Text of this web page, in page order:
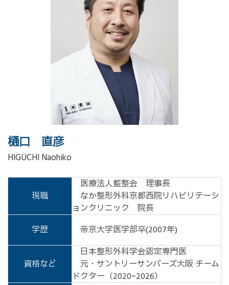
樋口 直彦
HIGUCHI Naohiko
現職
医療法人藍整会 理事長
なか整形外科京都西院リハビリテーシ
ョンクリニック 院長
学歴
帝京大学医学部卒(2007年)
資格など
日本整形外科学会認定専門医
元・サントリーサンバーズ大阪 チーム
ドクター（2020−2026）